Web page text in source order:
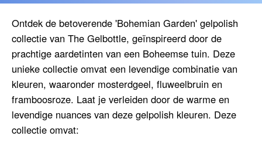
Ontdek de betoverende 'Bohemian Garden' gelpolish
collectie van The Gelbottle, geïnspireerd door de
prachtige aardetinten van een Boheemse tuin. Deze
unieke collectie omvat een levendige combinatie van
kleuren, waaronder mosterdgeel, fluweelbruin en
framboosroze. Laat je verleiden door de warme en
levendige nuances van deze gelpolish kleuren. Deze
collectie omvat: